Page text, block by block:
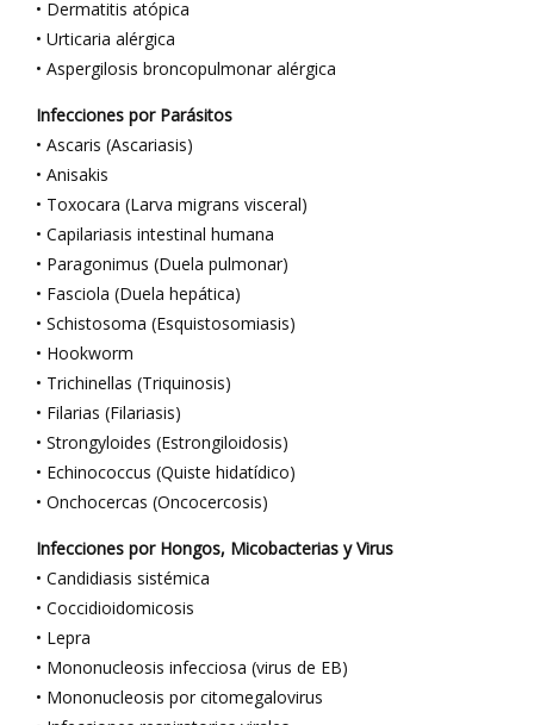
• Dermatitis atópica
• Urticaria alérgica
• Aspergilosis broncopulmonar alérgica
Infecciones por Parásitos
• Ascaris (Ascariasis)
• Anisakis
• Toxocara (Larva migrans visceral)
• Capilariasis intestinal humana
• Paragonimus (Duela pulmonar)
• Fasciola (Duela hepática)
• Schistosoma (Esquistosomiasis)
• Hookworm
• Trichinellas (Triquinosis)
• Filarias (Filariasis)
• Strongyloides (Estrongiloidosis)
• Echinococcus (Quiste hidatídico)
• Onchocercas (Oncocercosis)
Infecciones por Hongos, Micobacterias y Virus
• Candidiasis sistémica
• Coccidioidomicosis
• Lepra
• Mononucleosis infecciosa (virus de EB)
• Mononucleosis por citomegalovirus